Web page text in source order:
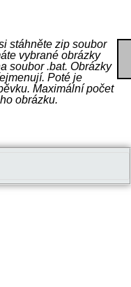
stáhněte zip soubor
vybrané obrázky
soubor .bat. Obrázky
Poté je
Maximální počet
obrázku.